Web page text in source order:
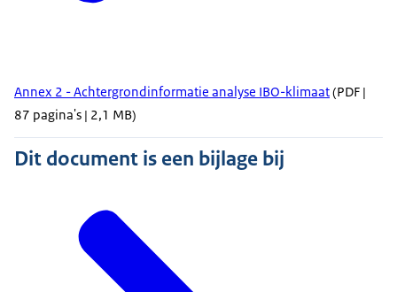
Annex 2 - Achtergrondinformatie analyse IBO-klimaat(PDF |
87 pagina's | 2,1 MB)
Dit document is een bijlage bij